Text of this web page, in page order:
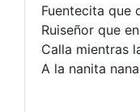
Fuentecita que
Ruiseñor que
Calla mientras
A la nanita